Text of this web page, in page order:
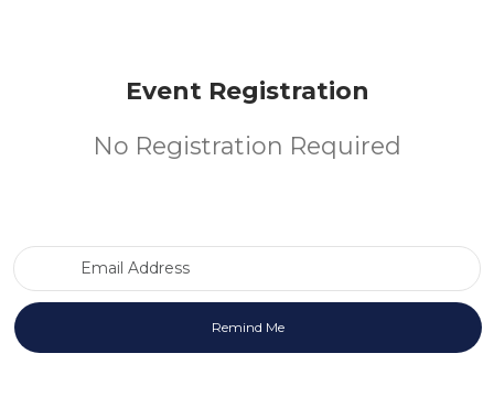
Event Registration
No Registration Required